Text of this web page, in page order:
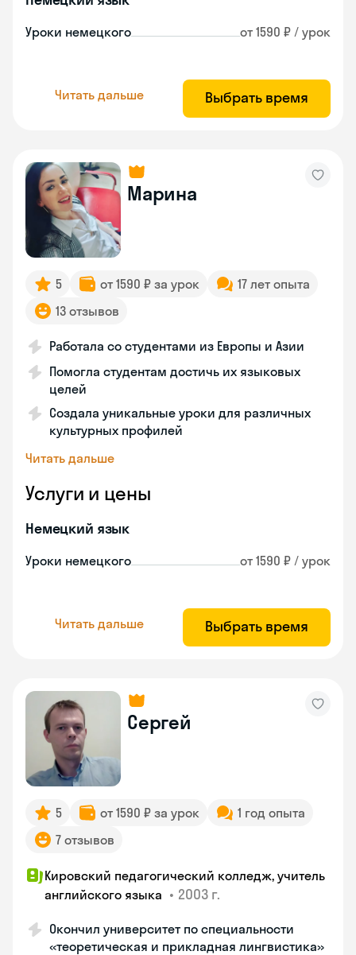
Уроки немецкого от 1590 ₽ / урок
Читать дальше Выбрать время
Марина
5 от 1590 ₽ за урок
17 лет опыта
13 отзывов
Работала со студентами из Европы и Азии
Помогла студентам достичь их языковых
целей
Создала уникальные уроки для различных
культурных профилей
Читать дальше
Услуги и цены
Немецкий язык
Уроки немецкого от 1590 ₽ / урок
Читать дальше Выбрать время
Сергей
5 от 1590 ₽ за урок
1 год опыта
7 отзывов
Кировский педагогический колледж, учитель
английского языка • 2003 г.
Окончил университет по специальности
«теоретическая и прикладная лингвистика»